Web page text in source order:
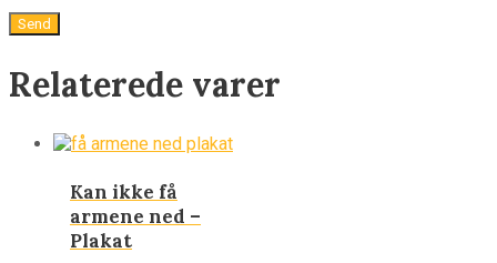
Relaterede varer
Kan ikke få
armene ned –
Plakat